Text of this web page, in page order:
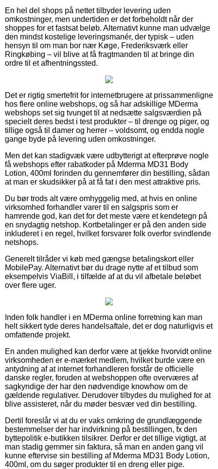
En hel del shops på nettet tilbyder levering uden
omkostninger, men undertiden er det forbeholdt når der
shoppes for et fastsat beløb. Alternativt kunne man udvælge
den mindst kostelige leveringsmanér, der typisk – uden
hensyn til om man bor nær Køge, Frederiksværk eller
Ringkøbing – vil blive at få fragtmanden til at bringe din
ordre til et afhentningssted.
Det er rigtig smertefrit for internetbrugere at prissammenligne
hos flere online webshops, og så har adskillige MDerma
webshops set sig tvunget til at nedsætte salgsværdien på
specielt deres bedst i test produkter – til drenge og piger, og
tillige også til damer og herrer – voldsomt, og endda nogle
gange byde på levering uden omkostninger.
Men det kan stadigvæk være udbytterigt at efterprøve nogle
få webshops efter rabatkoder på Mderma MD31 Body
Lotion, 400ml forinden du gennemfører din bestilling, sådan
at man er skudsikker på at få fat i den mest attraktive pris.
Du bør trods alt være omhyggelig med, at hvis en online
virksomhed forhandler varer til en salgspris som er
hamrende god, kan det for det meste være et kendetegn på
en snydagtig netshop. Kortbetalinger er på den anden side
inkluderet i en regel, hvilket forsvarer folk overfor svindlende
netshops.
Generelt tilråder vi køb med gængse betalingskort eller
MobilePay. Alternativt bør du drage nytte af et tilbud som
eksempelvis ViaBill, i tilfælde af at du vil afbetale beløbet
over flere uger.
Inden folk handler i en MDerma online forretning kan man
helt sikkert tyde deres handelsaftale, det er dog naturligvis et
omfattende projekt.
En anden mulighed kan derfor være at tjekke hvorvidt online
virksomheden er e-mærket medlem, hvilket burde være en
antydning af at internet forhandleren forstår de officielle
danske regler, foruden at webshoppen ofte overværes af
sagkyndige der har den nødvendige knowhow om de
gældende regulativer. Derudover tilbydes du mulighed for at
blive assisteret, når du møder besvær ved din bestilling.
Dertil foreslår vi at du er vaks omkring de grundlæggende
bestemmelser der har indvirkning på bestillingen, fx den
byttepolitik e-butikken tilsikrer. Derfor er det tillige vigtigt, at
man stadig gemmer sin faktura, så man en anden gang vil
kunne eftervise sin bestilling af Mderma MD31 Body Lotion,
400ml, om du søger produkter til en dreng eller pige.